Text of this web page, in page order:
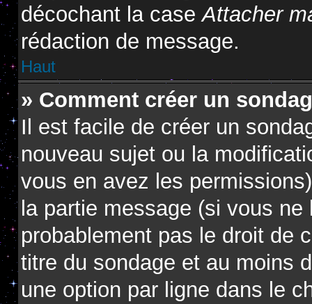
décochant la caseAttacher
rédaction de message.
Haut
» Comment créer un
Il est facile de créer un
nouveau sujet ou la
vous en avez les
la partie message (si vous
probablement pas le droit de
titre du sondage et au moins
une option par ligne dans le